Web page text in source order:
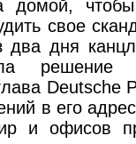
домой,
свое
дня
решение
Deutsche
в его
и офисов